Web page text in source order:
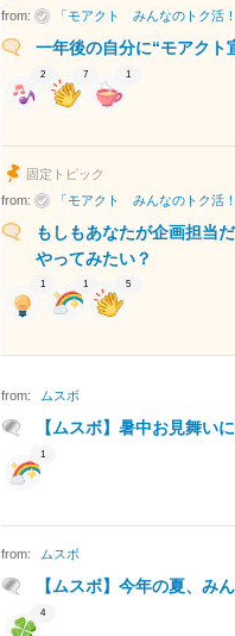
from:
「モアクト みんなのトク活
一年後の自分に“モアクト
2 7 1
固定トピック
from:
「モアクト みんなのトク活
もしもあなたが企画担当
やってみたい？
1 1 5
from: ムスボ
【ムスボ】暑中お見舞い
1
from: ムスボ
【ムスボ】今年の夏、み
4